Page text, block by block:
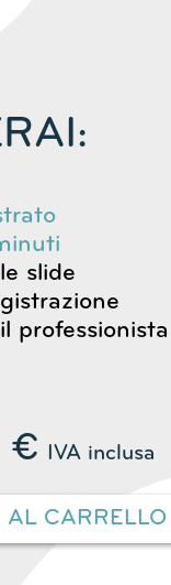
slide
il professionista
€ IVA inclusa
AL CARRELLO